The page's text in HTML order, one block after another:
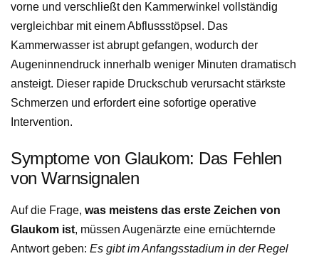
vorne und verschließt den Kammerwinkel vollständig
vergleichbar mit einem Abflussstöpsel. Das
Kammerwasser ist abrupt gefangen, wodurch der
Augeninnendruck innerhalb weniger Minuten dramatisch
ansteigt. Dieser rapide Druckschub verursacht stärkste
Schmerzen und erfordert eine sofortige operative
Intervention.
Symptome von Glaukom: Das Fehlen
von Warnsignalen
Auf die Frage, was meistens das erste Zeichen von
Glaukom ist, müssen Augenärzte eine ernüchternde
Antwort geben: Es gibt im Anfangsstadium in der Regel